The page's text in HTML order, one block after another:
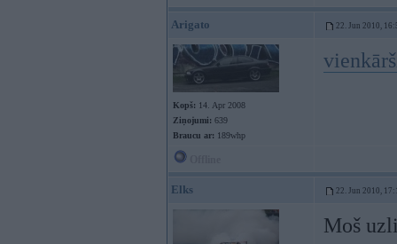
Arigato 22. Jun 2010,
Kopš: 14. Apr 2008
Ziņojumi: 639
Braucu ar: 189whp
Elks 22. Jun 2010,
Moš